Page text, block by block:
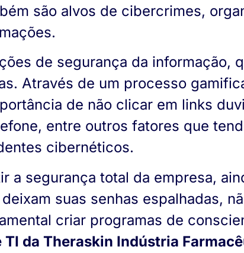
são alvos de cibercrimes,
de segurança da informação,
Através de um processo
de não clicar em links
entre outros fatores que
cibernéticos.
a segurança total da empresa,
suas senhas espalhadas,
criar programas de
da Theraskin Indústria